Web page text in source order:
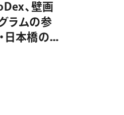
、壁画
ラムの参
本橋の3
街と人を